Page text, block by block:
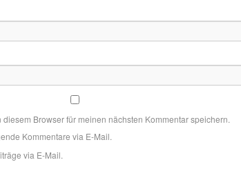
Browser für meinen nächsten Kommentar speichern.
Kommentare via E-Mail.
via E-Mail.